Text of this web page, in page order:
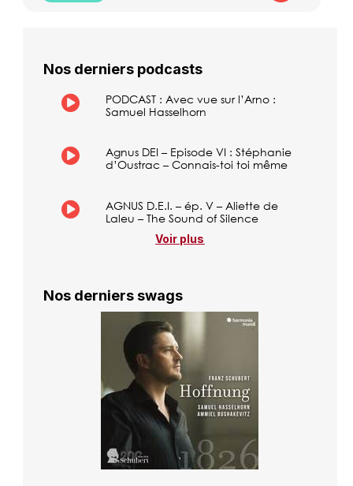
Nos derniers podcasts
PODCAST : Avec vue sur l’Arno :
Samuel Hasselhorn
Agnus DEI – Episode VI : Stéphanie
d’Oustrac – Connais-toi toi même
AGNUS D.E.I. – ép. V – Aliette de
Laleu – The Sound of Silence
Voir plus
Nos derniers swags